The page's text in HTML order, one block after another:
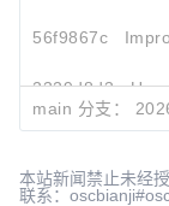
56f9867c
2329d8d3
main 分支：
本站新闻禁止未经
联系：